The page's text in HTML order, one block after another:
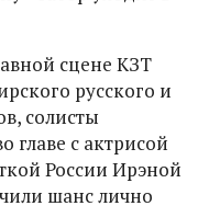
сцене КЗТ
русского и
солисты
главе с актрисой
России Ирэной
шанс лично